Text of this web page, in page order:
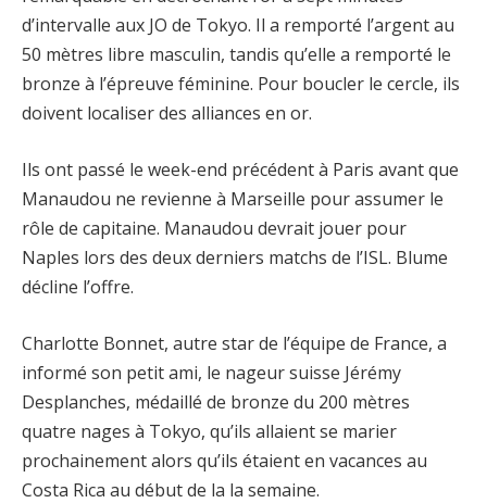
d’intervalle aux JO de Tokyo. Il a remporté l’argent au
50 mètres libre masculin, tandis qu’elle a remporté le
bronze à l’épreuve féminine. Pour boucler le cercle, ils
doivent localiser des alliances en or.
Ils ont passé le week-end précédent à Paris avant que
Manaudou ne revienne à Marseille pour assumer le
rôle de capitaine. Manaudou devrait jouer pour
Naples lors des deux derniers matchs de l’ISL. Blume
décline l’offre.
Charlotte Bonnet, autre star de l’équipe de France, a
informé son petit ami, le nageur suisse Jérémy
Desplanches, médaillé de bronze du 200 mètres
quatre nages à Tokyo, qu’ils allaient se marier
prochainement alors qu’ils étaient en vacances au
Costa Rica au début de la la semaine.